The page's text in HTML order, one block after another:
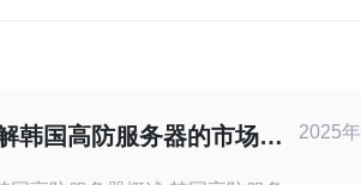
韩国高防服务器的市场趋
2025